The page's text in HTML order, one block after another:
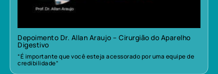
Depoimento Dr. Allan Araujo – Cirurgião do Aparelho
Digestivo
“É importante que você esteja acessorado por uma equipe de
credibilidade”